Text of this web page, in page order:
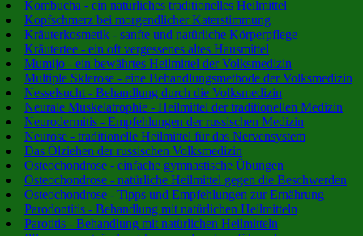
Kombucha - ein natürliches traditionelles Heilmittel
Kopfschmerz bei morgendlicher Katerstimmung
Kräuterkosmetik - sanfte und natürliche Körperpflege
Kräutertee - ein oft vergessenes altes Hausmittel
Mumijo - ein bewährtes Heilmittel der Volksmedizin
Multiple Sklerose - eine Behandlungsmethode der Volksmedizin
Nesselsucht - Behandlung durch die Volksmedizin
Neurale Muskelatrophie - Heilmittel der traditionellen Medizin
Neurodermitis - Empfehlungen der russischen Medizin
Neurose - traditionelle Heilmittel für das Nervensystem
Das Ölziehen der russischen Volksmedizin
Osteochondrose - einfache gymnastische Übungen
Osteochondrose - natürliche Heilmittel gegen die Beschwerden
Osteochondrose - Tipps und Empfehlungen zur Ernährung
Parodontitis - Behandlung mit natürlichen Heilmitteln
Parotitis - Behandlung mit natürlichen Heilmitteln